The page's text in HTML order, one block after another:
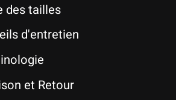
des tailles
d'entretien
et Retour